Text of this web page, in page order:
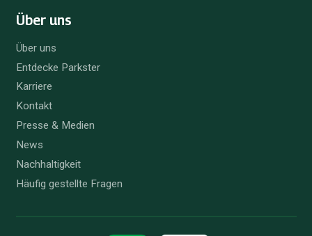
Über uns
Über uns
Entdecke Parkster
Karriere
Kontakt
Presse & Medien
News
Nachhaltigkeit
Häufig gestellte Fragen